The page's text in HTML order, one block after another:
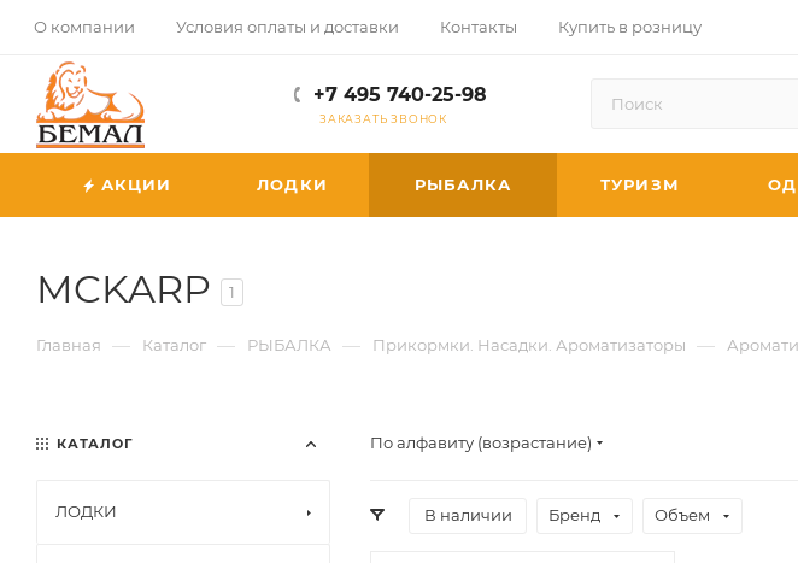
О компании Условия оплаты и доставки Контакты Купить в розницу
+7 495 740-25-98
ЗАКАЗАТЬ ЗВОНОК
АКЦИИ ЛОДКИ РЫБАЛКА ТУРИЗМ
MCKARP 1
Главная — Каталог — РЫБАЛКА — Прикормки. Насадки. Ароматизаторы —
По алфавиту (возрастание)
В наличии Бренд Объем
КАТАЛОГ
ЛОДКИ